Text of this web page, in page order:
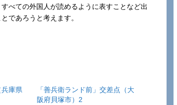
べての外国人が読めるように表すことなど出
であろうと考えます。
兵庫県
「善兵衛ランド前」交差点（大
阪府貝塚市）2